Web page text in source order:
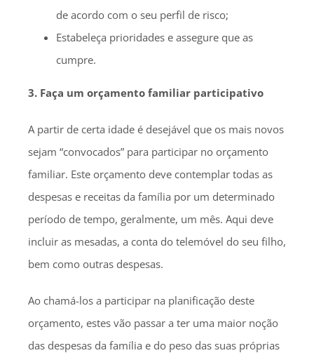
de acordo com o seu perfil de risco;
Estabeleça prioridades e assegure que as
cumpre.
3. Faça um orçamento familiar participativo
A partir de certa idade é desejável que os mais novos
sejam “convocados” para participar no orçamento
familiar. Este orçamento deve contemplar todas as
despesas e receitas da família por um determinado
período de tempo, geralmente, um mês. Aqui deve
incluir as mesadas, a conta do telemóvel do seu filho,
bem como outras despesas.
Ao chamá-los a participar na planificação deste
orçamento, estes vão passar a ter uma maior noção
das despesas da família e do peso das suas próprias